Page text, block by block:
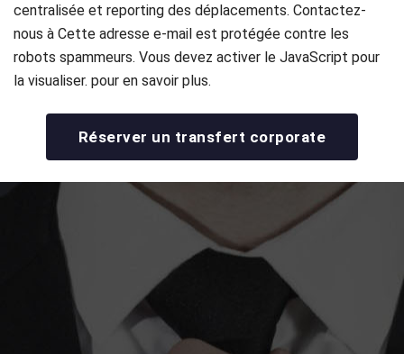
centralisée et reporting des déplacements. Contactez-
nous à Cette adresse e-mail est protégée contre les
robots spammeurs. Vous devez activer le JavaScript pour
la visualiser. pour en savoir plus.
Réserver un transfert corporate